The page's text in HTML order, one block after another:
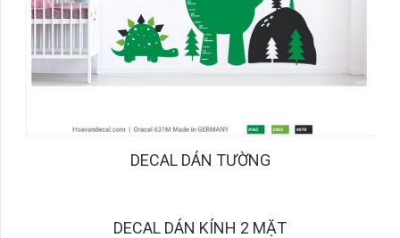
DECAL DÁN TƯỜNG
DECAL DÁN KÍNH 2 MẶT